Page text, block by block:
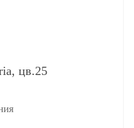
цв.25